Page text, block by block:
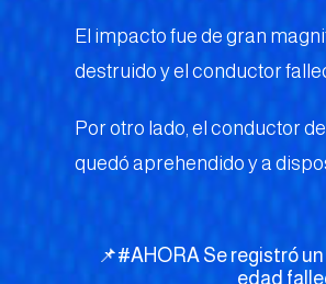
El impacto fue de gran
destruido y el conductor
Por otro lado, el conductor
quedó aprehendido y a
📌#AHORASe registró
edad